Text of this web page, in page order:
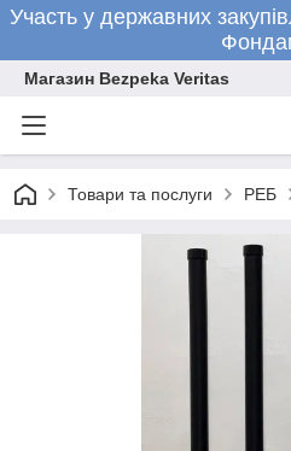
Участь у державних
Магазин Bezpeka Veritas
Товари та послуги РЕБ